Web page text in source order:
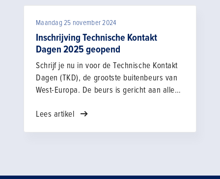
Maandag 25 november 2024
Inschrijving Technische Kontakt
Dagen 2025 geopend
Schrijf je nu in voor de Technische Kontakt
Dagen (TKD), de grootste buitenbeurs van
West-Europa. De beurs is gericht aan alle
grote en kleine spelers op het gebied van
sector.
Lees artikel